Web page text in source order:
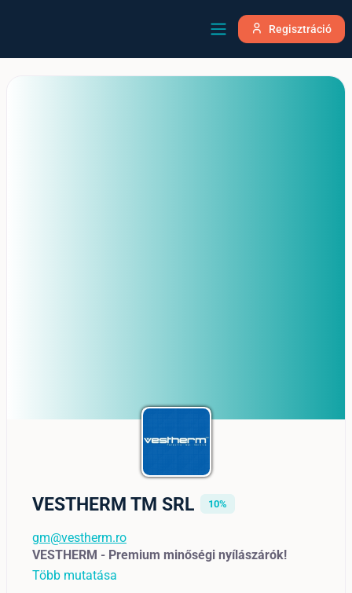
Regisztráció
VESTHERM TM SRL 10%
gm@vestherm.ro
VESTHERM - Premium minőségi nyílászárók!
Több mutatása